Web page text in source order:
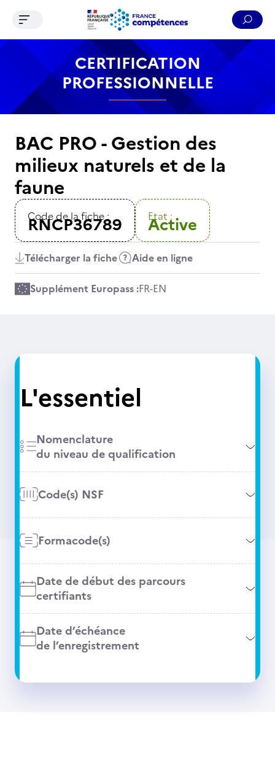
Contenu Recherche Menu Pied de page
Ouvrir le menu de navigation
CERTIFICATION
PROFESSIONNELLE
BAC PRO - Gestion des
milieux naturels et de la
faune
Code de la fiche :
RNCP36789 Etat :
Active
Télécharger la fiche Aide en ligne
Supplément Europass :FR-EN
L'essentiel
Nomenclature
du niveau de qualification
Code(s) NSF
Formacode(s)
Date de début des parcours
certifiants
Date d’échéance
de l’enregistrement